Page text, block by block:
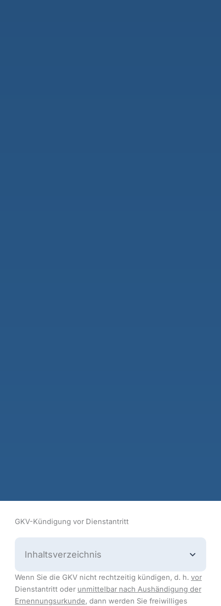
GKV-Kündigung vor Dienstantritt
Inhaltsverzeichnis
Wenn Sie die GKV nicht rechtzeitig kündigen, d. h. vor
Dienstantritt oder unmittelbar nach Aushändigung der
Ernennungsurkunde, dann werden Sie freiwilliges